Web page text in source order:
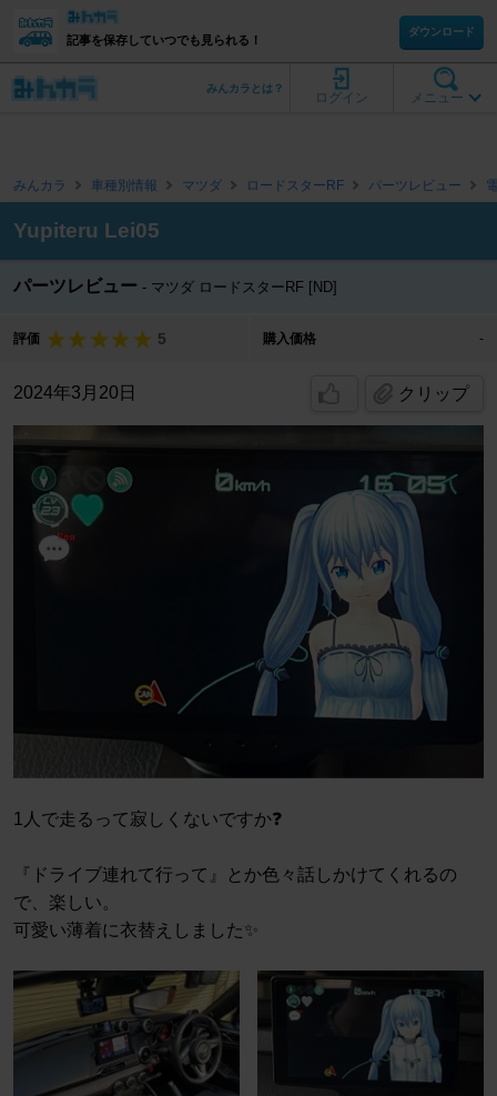
記事を保存していつでも見られる！
ダウンロード
メニュー
ログイン
みんカラとは？
みんカラ 車種別情報 マツダ ロードスターRF パーツレビュー
Yupiteru Lei05
パーツレビュー マツダ ロードスターRF [ND]
評価 5 購入価格 -
2024年3月20日 クリップ
1人で走るって寂しくないですか❓
『ドライブ連れて行って』とか色々話しかけてくれるの
で、楽しい。
可愛い薄着に衣替えしました✨